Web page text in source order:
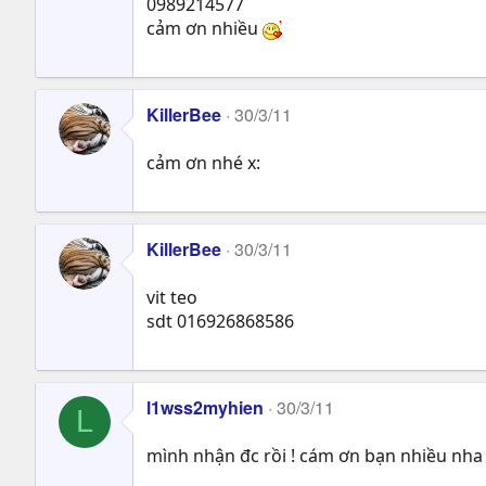
cảm ơn nhiều
KillerBee 30/3/11
cảm ơn nhé x:
KillerBee 30/3/11
vit teo
sdt 016926868586
L l1wss2myhien 30/3/11
mình nhận đc rồi ! cám ơn bạn nhiều nha